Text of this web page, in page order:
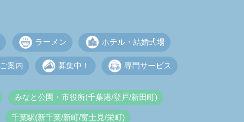
ラーメン ホテル・結婚式場
ご案内 募集中！ 専門サービス
みなと公園・市役所(千葉港/登戸/新田町)
千葉駅(新千葉/新町/富士見/栄町)